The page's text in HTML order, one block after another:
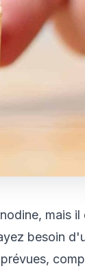
mais
besoin